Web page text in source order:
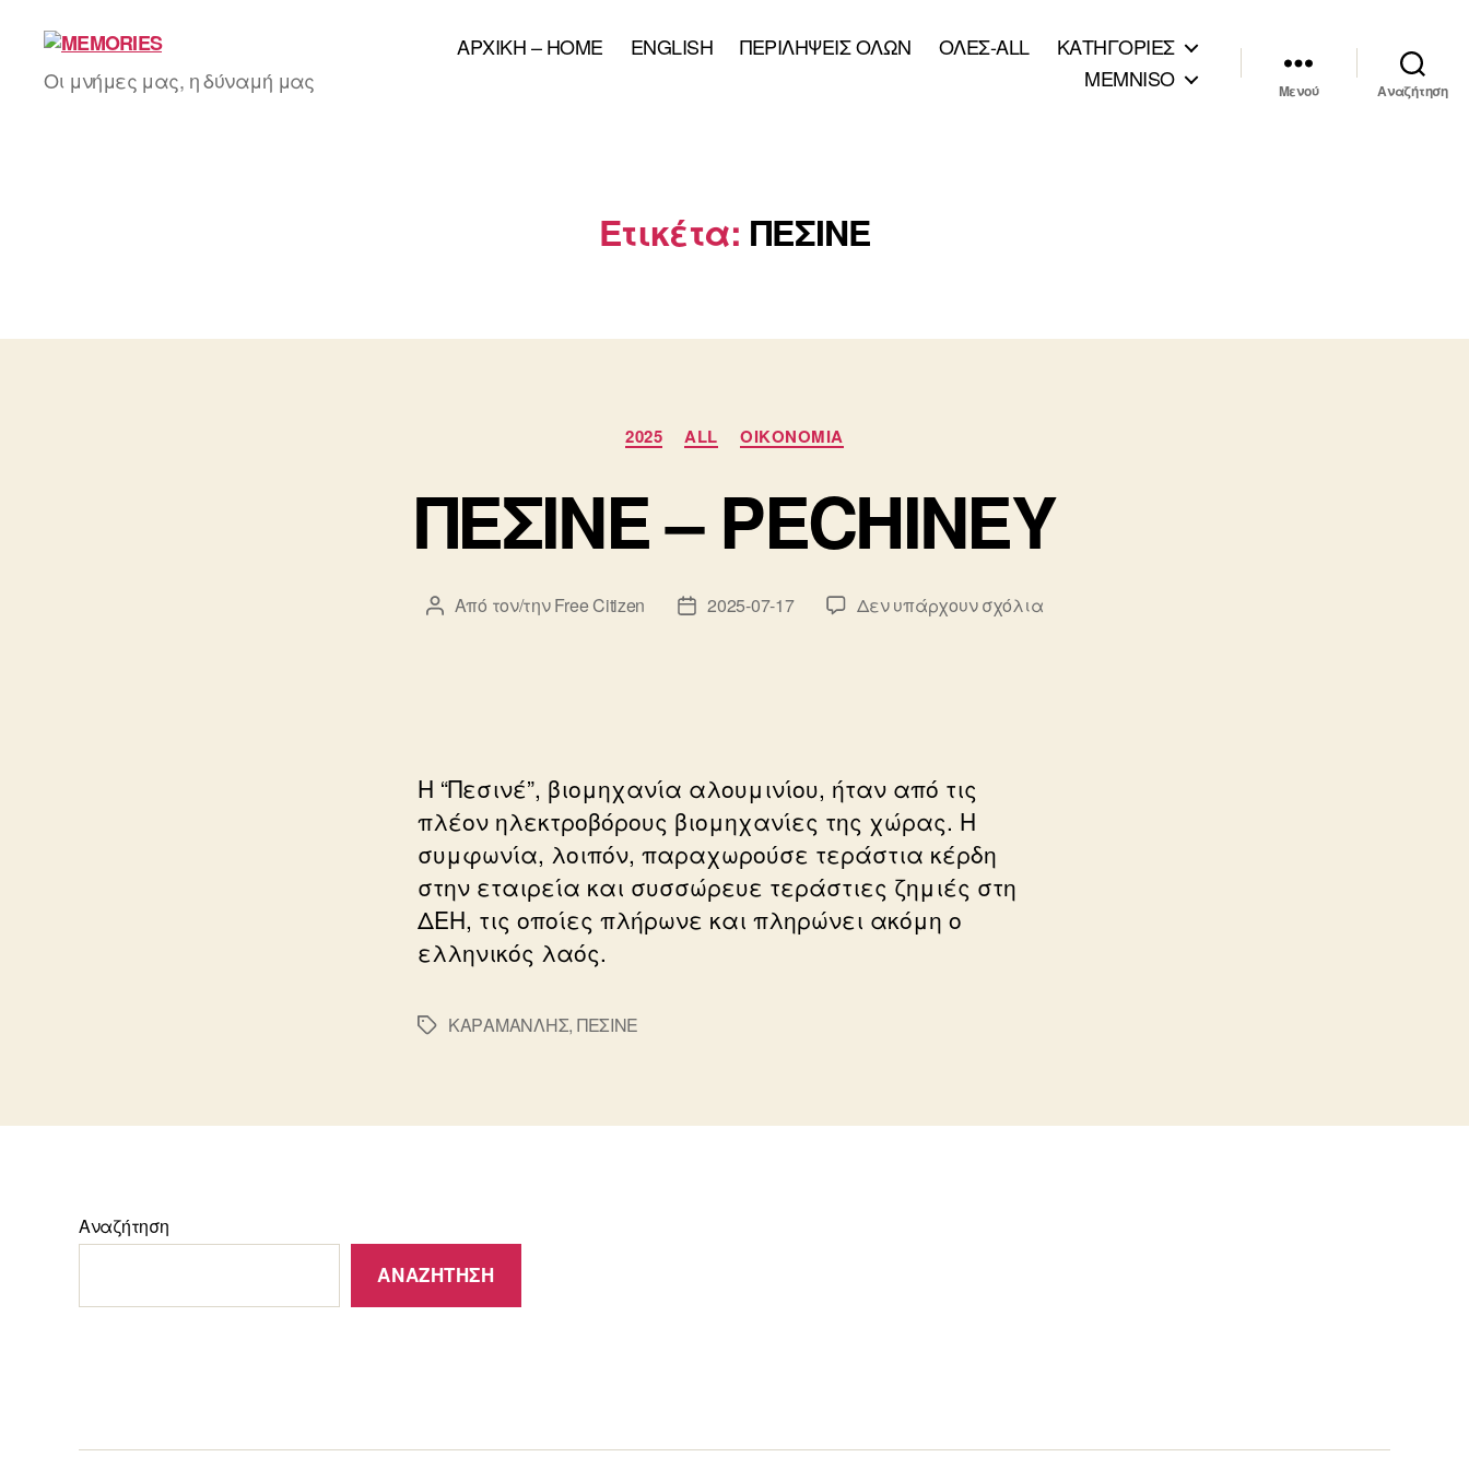
Οι μνήμες μας, η δύναμή μας
AΡXIKH – HOME ENGLISH ΠΕΡΙΛΗΨΕΙΣ ΟΛΩΝ ΟΛΕΣ-ALL
ΚΑΤΗΓΟΡΙΕΣ
MEMNISO
Μενού Αναζήτηση
Ετικέτα: ΠΕΣΙΝΕ
Κατηγορίες
2025 ALL ΟΙΚΟΝΟΜΙΑ
ΠΕΣΙΝΕ – PΕCHINEY
Συντάκτης
Από τον/τηνFree Citizen
Ημ.2025-07-17 Δεν υπάρχουν σχόλιαστο
Η “Πεσινέ”, βιομηχανία αλουμινίου, ήταν από τις
πλέον ηλεκτροβόρους βιομηχανίες της χώρας. Η
συμφωνία, λοιπόν, παραχωρούσε τεράστια κέρδη
στην εταιρεία και συσσώρευε τεράστιες ζημιές στη
ΔΕΗ, τις οποίες πλήρωνε και πληρώνει ακόμη ο
ελληνικός λαός.
Ετικέτες
ΚΑΡΑΜΑΝΛΗΣ, ΠΕΣΙΝΕ
Αναζήτηση
ΑΝΑΖΉΤΗΣΗ